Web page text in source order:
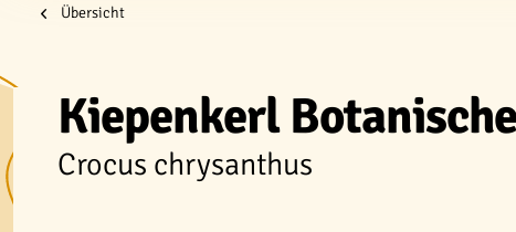
Übersicht
Kiepenkerl
Crocus chrysanthus